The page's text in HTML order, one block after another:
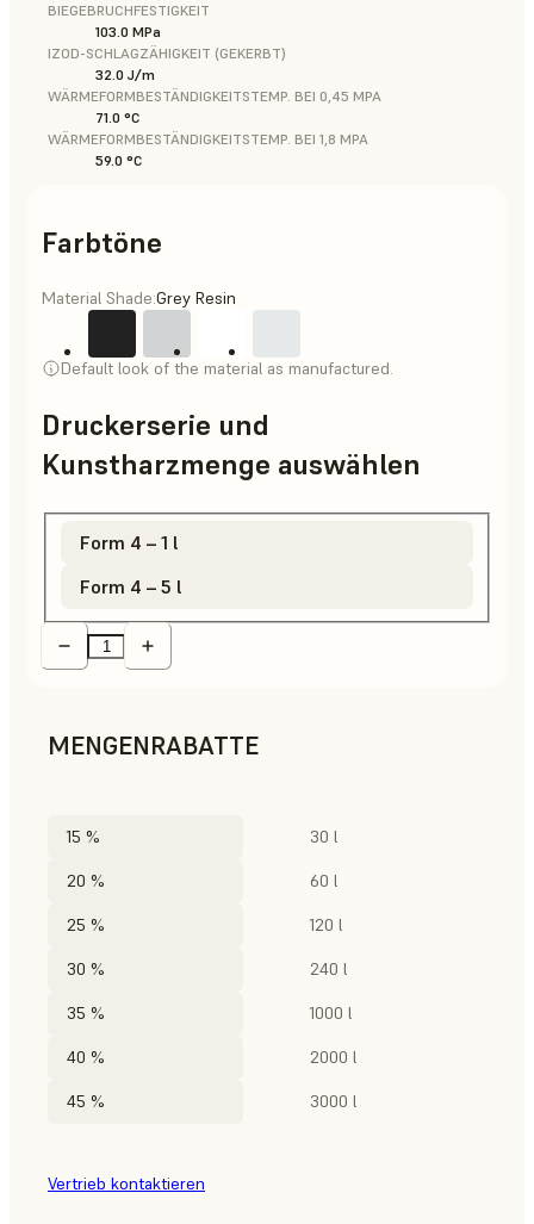
BIEGEBRUCHFESTIGKEIT
103.0 MPa
IZOD-SCHLAGZÄHIGKEIT (GEKERBT)
32.0 J/m
WÄRMEFORMBESTÄNDIGKEITSTEMP. BEI 0,45 MPA
71.0 °C
WÄRMEFORMBESTÄNDIGKEITSTEMP. BEI 1,8 MPA
59.0 °C
Farbtöne
Material Shade:Grey Resin
Default look of the material as manufactured.
Druckerserie und
Kunstharzmenge auswählen
Form 4 – 1 l
Form 4 – 5 l
MENGENRABATTE
15 % 30 l
20 % 60 l
25 % 120 l
30 % 240 l
35 % 1000 l
40 % 2000 l
45 % 3000 l
Vertrieb kontaktieren